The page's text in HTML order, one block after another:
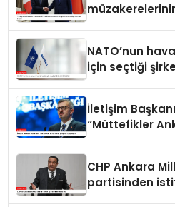
NATO’nun
için seçtiği
İletişim
“Müttefikler
CHP Ankara
partisinden